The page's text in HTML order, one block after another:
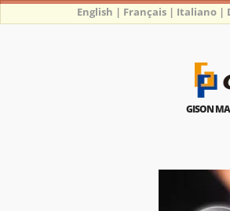
GISON
English | Français | Italiano |